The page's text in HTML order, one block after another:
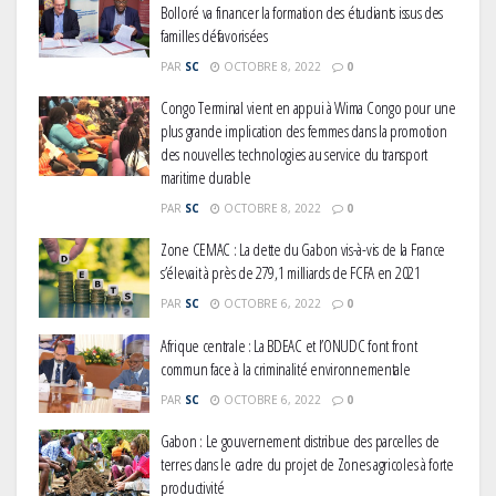
Bolloré va financer la formation des étudiants issus des
familles défavorisées
PAR SC OCTOBRE 8, 2022 0
Congo Terminal vient en appui à Wima Congo pour une
plus grande implication des femmes dans la promotion
des nouvelles technologies au service du transport
maritime durable
PAR SC OCTOBRE 8, 2022 0
Zone CEMAC : La dette du Gabon vis-à-vis de la France
s’élevait à près de 279,1 milliards de FCFA en 2021
PAR SC OCTOBRE 6, 2022 0
Afrique centrale : La BDEAC et l’ONUDC font front
commun face à la criminalité environnementale
PAR SC OCTOBRE 6, 2022 0
Gabon : Le gouvernement distribue des parcelles de
terres dans le cadre du projet de Zones agricoles à forte
productivité
Gabon : L’activité économique a
observé une contraction de 3,6 %
Le Gabon signe un retour réussi
avec un eurobond de 920 millions
de dollars